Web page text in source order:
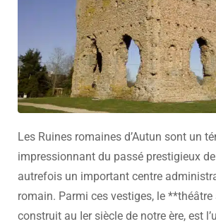
Les Ruines romaines d’Autun sont un
impressionnant du passé prestigieux
autrefois un important centre
romain. Parmi ces vestiges, le
construit au Ier siècle de notre ère, est